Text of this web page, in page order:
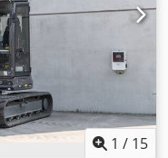
1 / 15